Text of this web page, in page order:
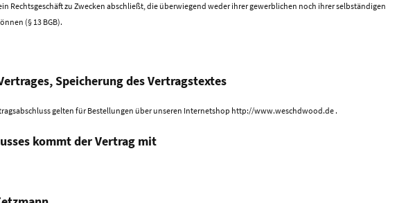
Rechtsgeschäft zu Zwecken abschließt, die überwiegend weder ihrer gewerblichen noch ihrer selbständigen
(§ 13 BGB).
Speicherung des Vertragstextes
gelten für Bestellungen über unseren Internetshop http://www.weschdwood.de .
kommt der Vertrag mit